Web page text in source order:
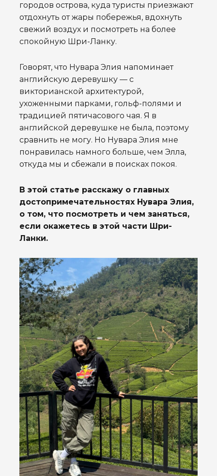
городов острова, куда туристы приезжают
отдохнуть от жары побережья, вдохнуть
свежий воздух и посмотреть на более
спокойную Шри-Ланку.
Говорят, что Нувара Элия напоминает
английскую деревушку — с
викторианской архитектурой,
ухоженными парками, гольф-полями и
традицией пятичасового чая. Я в
английской деревушке не была, поэтому
сравнить не могу. Но Нувара Элия мне
понравилась намного больше, чем Элла,
откуда мы и сбежали в поисках покоя.
В этой статье расскажу о главных
достопримечательностях Нувара Элия,
о том, что посмотреть и чем заняться,
если окажетесь в этой части Шри-
Ланки.